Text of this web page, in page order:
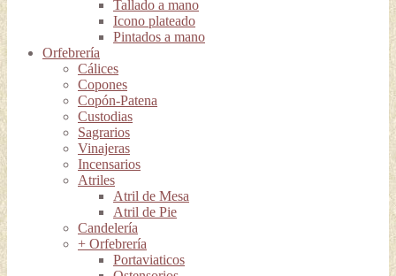
Tallado a mano
Icono plateado
Pintados a mano
Orfebrería
Cálices
Copones
Copón-Patena
Custodias
Sagrarios
Vinajeras
Incensarios
Atriles
Atril de Mesa
Atril de Pie
Candelería
+ Orfebrería
Portaviaticos